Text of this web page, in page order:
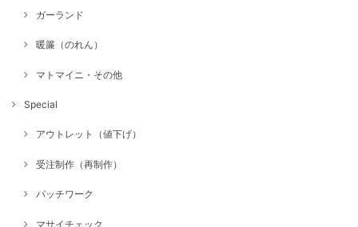
ガーランド
暖簾（のれん）
マトマイニ・その他
Special
アウトレット（値下げ）
受注制作（再制作）
パッチワーク
マサイチェック